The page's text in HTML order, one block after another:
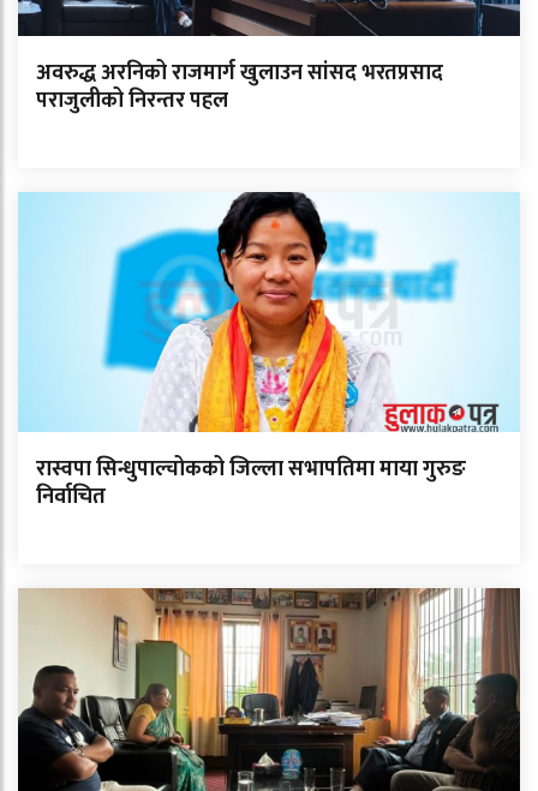
अवरुद्ध अरनिको राजमार्ग खुलाउन सांसद भरतप्रसाद
पराजुलीको निरन्तर पहल
रास्वपा सिन्धुपाल्चोकको जिल्ला सभापतिमा माया गुरुङ
निर्वाचित